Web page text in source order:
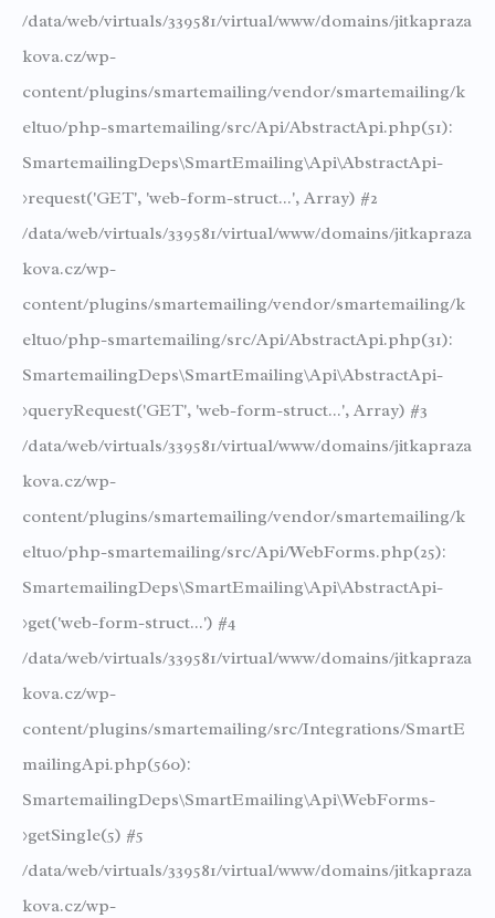
/data/web/virtuals/339581/virtual/www/domains/jitkapraza
kova.cz/wp-
content/plugins/smartemailing/vendor/smartemailing/k
eltuo/php-smartemailing/src/Api/AbstractApi.php(51):
SmartemailingDeps\SmartEmailing\Api\AbstractApi-
>request('GET', 'web-form-struct...', Array) #2
/data/web/virtuals/339581/virtual/www/domains/jitkapraza
kova.cz/wp-
content/plugins/smartemailing/vendor/smartemailing/k
eltuo/php-smartemailing/src/Api/AbstractApi.php(31):
SmartemailingDeps\SmartEmailing\Api\AbstractApi-
>queryRequest('GET', 'web-form-struct...', Array) #3
/data/web/virtuals/339581/virtual/www/domains/jitkapraza
kova.cz/wp-
content/plugins/smartemailing/vendor/smartemailing/k
eltuo/php-smartemailing/src/Api/WebForms.php(25):
SmartemailingDeps\SmartEmailing\Api\AbstractApi-
>get('web-form-struct...') #4
/data/web/virtuals/339581/virtual/www/domains/jitkapraza
kova.cz/wp-
content/plugins/smartemailing/src/Integrations/SmartE
mailingApi.php(560):
SmartemailingDeps\SmartEmailing\Api\WebForms-
>getSingle(5) #5
/data/web/virtuals/339581/virtual/www/domains/jitkapraza
kova.cz/wp-